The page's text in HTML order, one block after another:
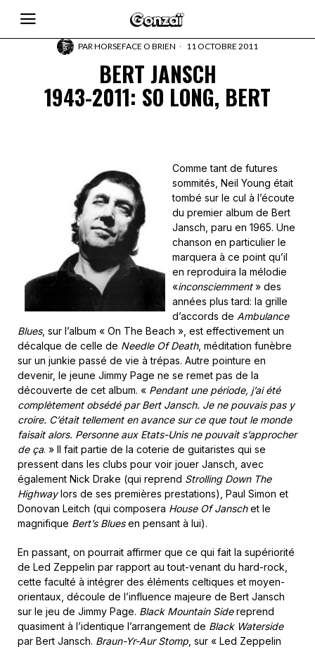
PARHORSEFACE O BRIEN 11 OCTOBRE 2011
BERT JANSCH
1943-2011: SO LONG, BERT
Comme tant de futures
sommités, Neil Young était
tombé sur le cul à l’écoute
du premier album de Bert
Jansch, paru en 1965. Une
chanson en particulier le
marquera à ce point qu’il
en reproduira la mélodie
«inconsciemment» des
années plus tard: la grille
d’accords de Ambulance
Blues, sur l’album « On The Beach », est effectivement un
décalque de celle de Needle Of Death, méditation funèbre
sur un junkie passé de vie à trépas. Autre pointure en
devenir, le jeune Jimmy Page ne se remet pas de la
découverte de cet album. « Pendant une période, j’ai été
complètement obsédé par Bert Jansch. Je ne pouvais pas y
croire. C’était tellement en avance sur ce que tout le monde
faisait alors. Personne aux Etats-Unis ne pouvait s’approcher
de ça. » Il fait partie de la coterie de guitaristes qui se
pressent dans les clubs pour voir jouer Jansch, avec
également Nick Drake (qui reprend Strolling Down The
Highwaylors de ses premières prestations), Paul Simon et
Donovan Leitch (qui composera House Of Janschet le
magnifique Bert’s Bluesen pensant à lui).
En passant, on pourrait affirmer que ce qui fait la supériorité
de Led Zeppelin par rapport au tout-venant du hard-rock,
cette faculté à intégrer des éléments celtiques et moyen-
orientaux, découle de l’influence majeure de Bert Jansch
sur le jeu de Jimmy Page. Black Mountain Sidereprend
quasiment à l’identique l’arrangement de Black Waterside
par Bert Jansch. Braun-Yr-Aur Stomp , sur « Led Zeppelin